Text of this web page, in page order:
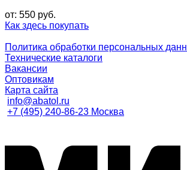
от: 550 руб.
Как здесь покупать
Политика обработки персональных
Технические каталоги
Вакансии
Оптовикам
Карта сайта
info@abatol.ru
+7 (495) 240-86-23 Москва